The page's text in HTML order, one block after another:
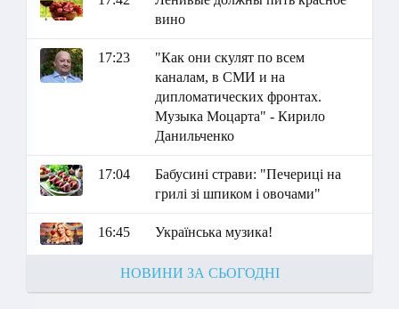
вино
17:23
"Как они скулят по всем
каналам, в СМИ и на
дипломатических фронтах.
Музыка Моцарта" - Кирило
Данильченко
17:04
Бабусині страви: "Печериці на
грилі зі шпиком і овочами"
16:45 Українська музика!
НОВИНИ ЗА СЬОГОДНІ